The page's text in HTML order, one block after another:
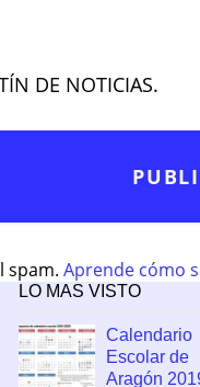
DE NOTICIAS.
spam. Aprende cómo
LO MAS VISTO
Calendario
Escolar de
Aragón